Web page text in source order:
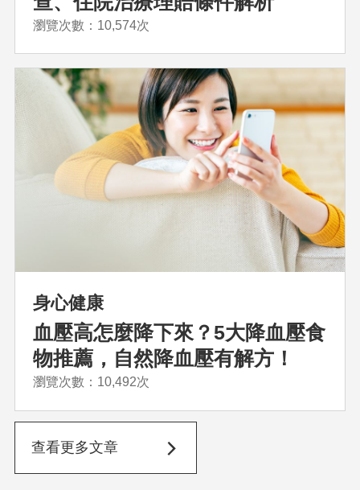
瀏覽次數：10,574次
身心健康
血壓高怎麼降下來？5大降血壓食
物推薦，自然降血壓有解方！
瀏覽次數：10,492次
查看更多文章